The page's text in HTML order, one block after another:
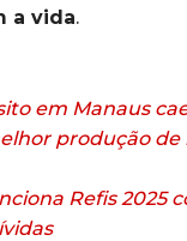
a vida.
em Manaus
produção
Refis 2025